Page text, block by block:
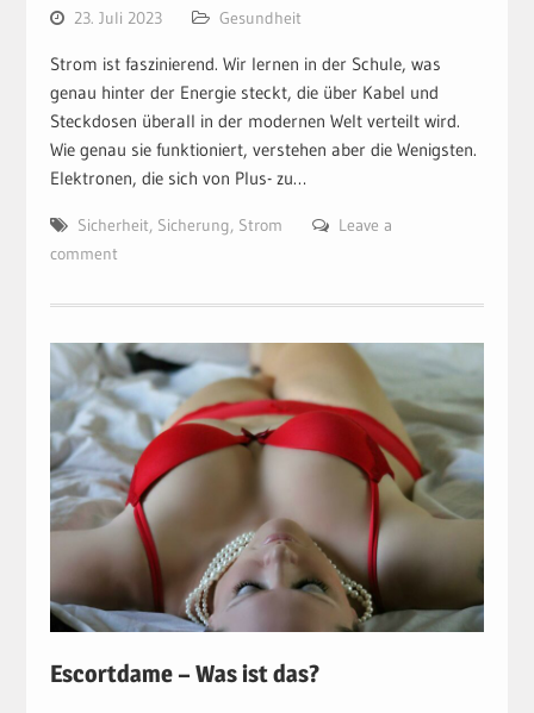
23. Juli 2023 Gesundheit
Strom ist faszinierend. Wir lernen in der Schule, was
genau hinter der Energie steckt, die über Kabel und
Steckdosen überall in der modernen Welt verteilt wird.
Wie genau sie funktioniert, verstehen aber die Wenigsten.
Elektronen, die sich von Plus- zu…
Sicherheit, Sicherung, Strom
Leave a
comment
Escortdame – Was ist das?